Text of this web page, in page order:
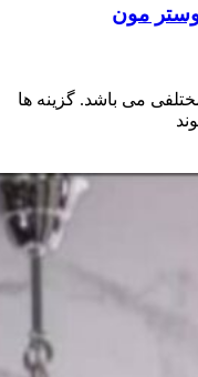
مون
می باشد. گزینه ها